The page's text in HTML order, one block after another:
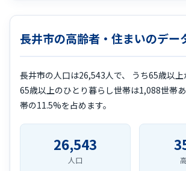
長井市の高齢者・住まいのデー
長井市の人口は26,543人で、 うち65歳以上
65歳以上のひとり暮らし世帯は1,088世帯
帯の11.5%を占めます。
26,543
人口